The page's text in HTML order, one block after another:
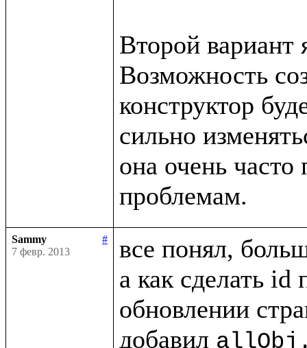
Второй вариант
Возможность
конструктор
сильно
она очень
Sammy
#
7 февр. 2013
все понял,
а как сделать
обновлении
добавил